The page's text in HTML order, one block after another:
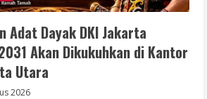
Adat Dayak DKI Jakarta
Akan Dikukuhkan di Kantor
Utara
2026